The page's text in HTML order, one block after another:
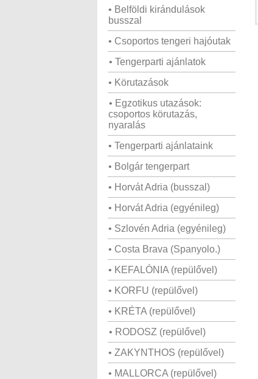
• Belföldi kirándulások
busszal
• Csoportos tengeri hajóutak
• Tengerparti ajánlatok
• Körutazások
• Egzotikus utazások:
csoportos körutazás,
nyaralás
• Tengerparti ajánlataink
• Bolgár tengerpart
• Horvát Adria (busszal)
• Horvát Adria (egyénileg)
• Szlovén Adria (egyénileg)
• Costa Brava (Spanyolo.)
• KEFALÓNIA (repülővel)
• KORFU (repülővel)
• KRÉTA (repülővel)
• RODOSZ (repülővel)
• ZAKYNTHOS (repülővel)
• MALLORCA (repülővel)